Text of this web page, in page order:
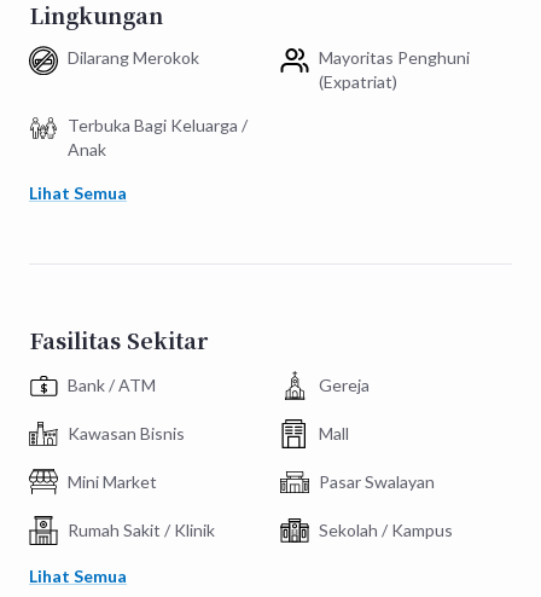
Lingkungan
Dilarang Merokok
Mayoritas Penghuni
(Expatriat)
Terbuka Bagi Keluarga /
Anak
Lihat Semua
Fasilitas Sekitar
Bank / ATM Gereja
Kawasan Bisnis Mall
Mini Market Pasar Swalayan
Rumah Sakit / Klinik Sekolah / Kampus
Lihat Semua